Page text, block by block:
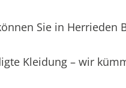
Sie in Herrieden
Kleidung – wir